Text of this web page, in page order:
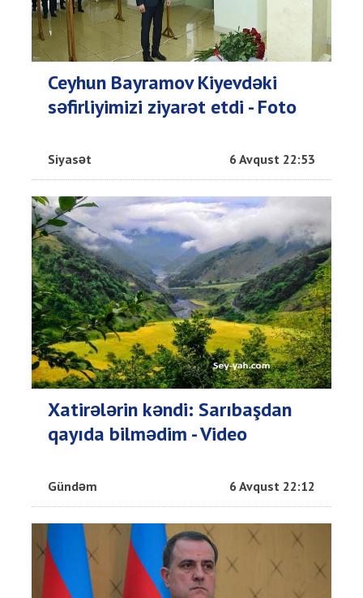
Ceyhun Bayramov Kiyevdəki
səfirliyimizi ziyarət etdi - Foto
Siyasət 6 Avqust 22:53
Xatirələrin kəndi: Sarıbaşdan
qayıda bilmədim - Video
Gündəm 6 Avqust 22:12